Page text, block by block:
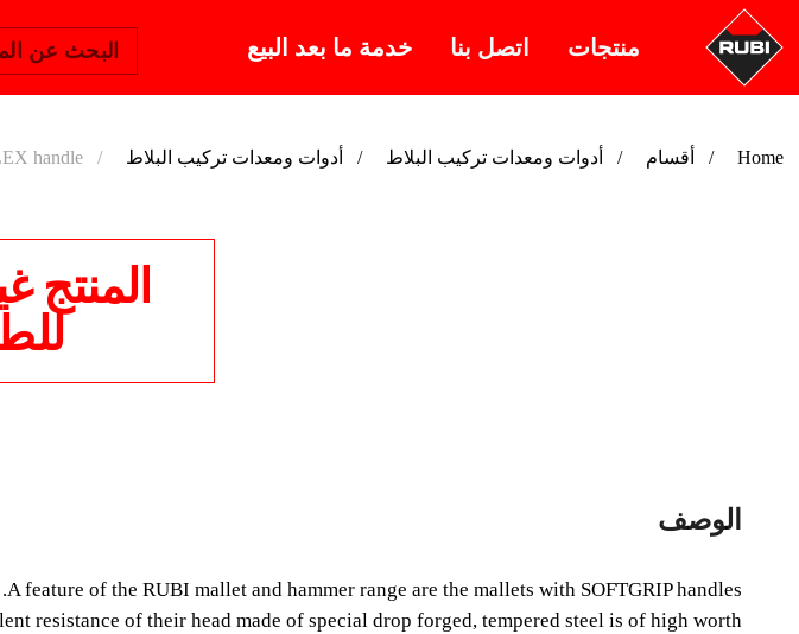
منتجات اتصل بنا خدمة ما بعد البيع البحث عن
Home أقسام أدوات ومعدات تركيب البلاط أدوات ومعدات تركيب البلاط handle
المنتج
الوصف
A feature of the RUBI mallet and hammer range are the mallets with SOFTGRIP handles.
resistance of their head made of special drop forged, tempered steel is of high worth.